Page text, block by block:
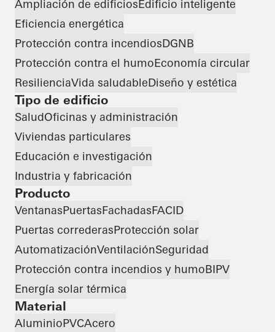
Ampliación de edificiosEdificio inteligente
Eficiencia energética
Protección contra incendiosDGNB
Protección contra el humoEconomía circular
ResilienciaVida saludableDiseño y estética
Tipo de edificio
SaludOficinas y administración
Viviendas particulares
Educación e investigación
Industria y fabricación
Producto
VentanasPuertasFachadasFACID
Puertas correderasProtección solar
AutomatizaciónVentilaciónSeguridad
Protección contra incendios y humoBIPV
Energía solar térmica
Material
AluminioPVCAcero